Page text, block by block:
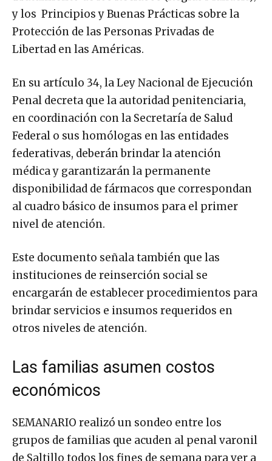
y los Principios y Buenas Prácticas sobre la
Protección de las Personas Privadas de
Libertad en las Américas.
En su artículo 34, la Ley Nacional de Ejecución
Penal decreta que la autoridad penitenciaria,
en coordinación con la Secretaría de Salud
Federal o sus homólogas en las entidades
federativas, deberán brindar la atención
médica y garantizarán la permanente
disponibilidad de fármacos que correspondan
al cuadro básico de insumos para el primer
nivel de atención.
Este documento señala también que las
instituciones de reinserción social se
encargarán de establecer procedimientos para
brindar servicios e insumos requeridos en
otros niveles de atención.
Las familias asumen costos
económicos
SEMANARIO realizó un sondeo entre los
grupos de familias que acuden al penal varonil
de Saltillo todos los fines de semana para ver a